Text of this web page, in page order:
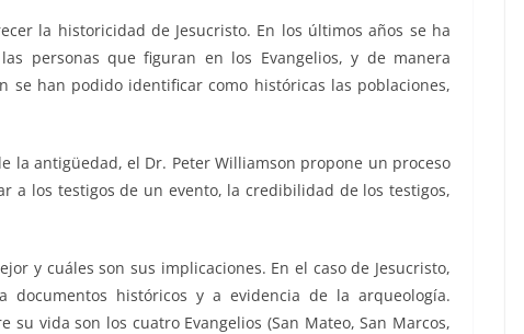
la historicidad de Jesucristo. En los últimos años se ha
personas que figuran en los Evangelios, y de manera
se han podido identificar como históricas las poblaciones,
la antigüedad, el Dr. Peter Williamson propone un proceso
a los testigos de un evento, la credibilidad de los testigos,
y cuáles son sus implicaciones. En el caso de Jesucristo,
históricos y a evidencia de la arqueología.
vida son los cuatro Evangelios (San Mateo, San Marcos,